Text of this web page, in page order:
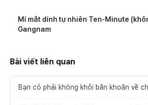
Mí mắt dính tự nhiên Ten-Minute
Gangnam
Bài viết liên quan
Bạn có phải không khỏi băn khoăn về